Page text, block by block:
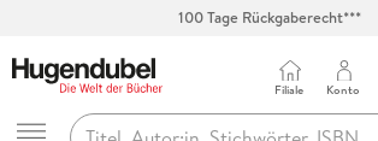
100 Tage Rückgaberecht***
Hugendubel
Filiale Konto